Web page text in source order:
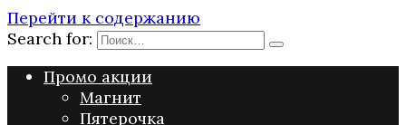
Перейти к содержанию
Search for:
Промо акции
Магнит
Пятерочка